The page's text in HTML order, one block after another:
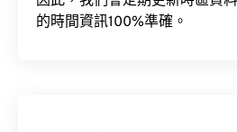
的時間資訊100%準確。